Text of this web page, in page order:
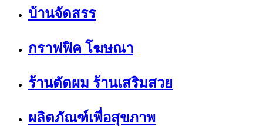
บ้านจัดสรร
กราฟฟิค โฆษณา
ร้านตัดผม ร้านเสริมสวย
ผลิตภัณฑ์เพื่อสุขภาพ